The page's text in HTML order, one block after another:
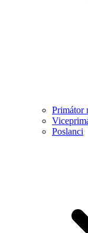
Primátor
Poslanci